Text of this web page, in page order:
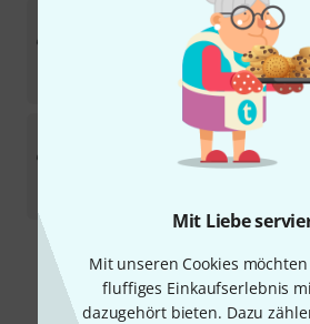
Mit Liebe
Mit unseren Cookies
fluffiges Einkaufserlebnis
dazugehört bieten. Dazu
Dust Bag for
Sofort lieferbar
14,90€
ThomannDust Bag for
4
Sofort lieferbar
Kostenloser Versand ab
Alle Preise inkl.